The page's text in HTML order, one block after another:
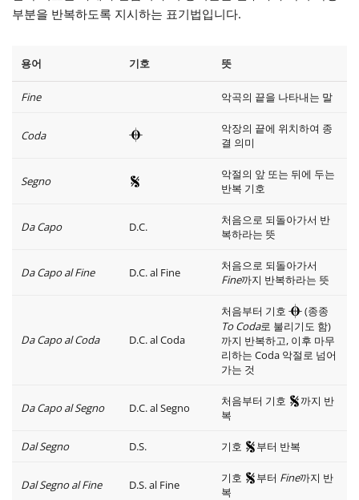
부분을 반복하도록 지시하는 표기법입니다.
용어 기호 뜻
Fine 악곡의 끝을 나타내는 말
Coda
악장의 끝에 위치하여 종
결 의미
Segno
악절의 앞 또는 뒤에 두는
반복 기호
Da Capo D.C.
처음으로 되돌아가서 반
복하라는 뜻
Da Capo al Fine D.C. al Fine
처음으로 되돌아가서
Fine까지 반복하라는 뜻
Da Capo al Coda D.C. al Coda
처음부터 기호
(종종
To Coda로 불리기도 함)
까지 반복하고, 이후 마무
리하는 Coda 악절로 넘어
가는 것
Da Capo al Segno D.C. al Segno 처음부터 기호
까지 반
복
Dal Segno D.S. 기호 부터 반복
Dal Segno al Fine D.S. al Fine 기호 부터 Fine까지 반
복